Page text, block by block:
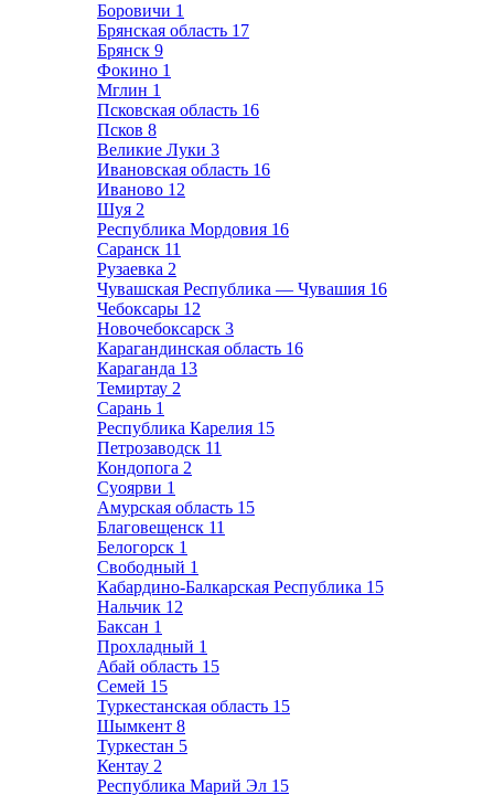
Боровичи 1
Брянская область 17
Брянск 9
Фокино 1
Мглин 1
Псковская область 16
Псков 8
Великие Луки 3
Ивановская область 16
Иваново 12
Шуя 2
Республика Мордовия 16
Саранск 11
Рузаевка 2
Чувашская Республика — Чувашия 16
Чебоксары 12
Новочебоксарск 3
Карагандинская область 16
Караганда 13
Темиртау 2
Сарань 1
Республика Карелия 15
Петрозаводск 11
Кондопога 2
Суоярви 1
Амурская область 15
Благовещенск 11
Белогорск 1
Свободный 1
Кабардино-Балкарская Республика 15
Нальчик 12
Баксан 1
Прохладный 1
Абай область 15
Семей 15
Туркестанская область 15
Шымкент 8
Туркестан 5
Кентау 2
Республика Марий Эл 15